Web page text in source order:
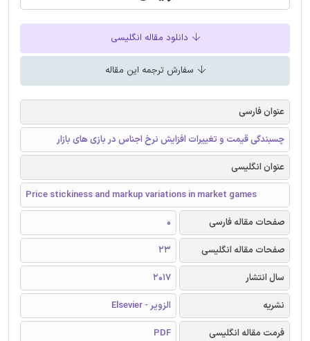
دانلود مقاله انگلیسی
سفارش ترجمه این مقاله
عنوان فارسی
چسبندگی قیمت و تغییرات افزایش نرخ اجناس در بازی های بازار
عنوان انگلیسی
Price stickiness and markup variations in market games
صفحات مقاله فارسی
0
صفحات مقاله انگلیسی
23
سال انتشار
2017
نشریه
الزویر - Elsevier
فرمت مقاله انگلیسی
PDF